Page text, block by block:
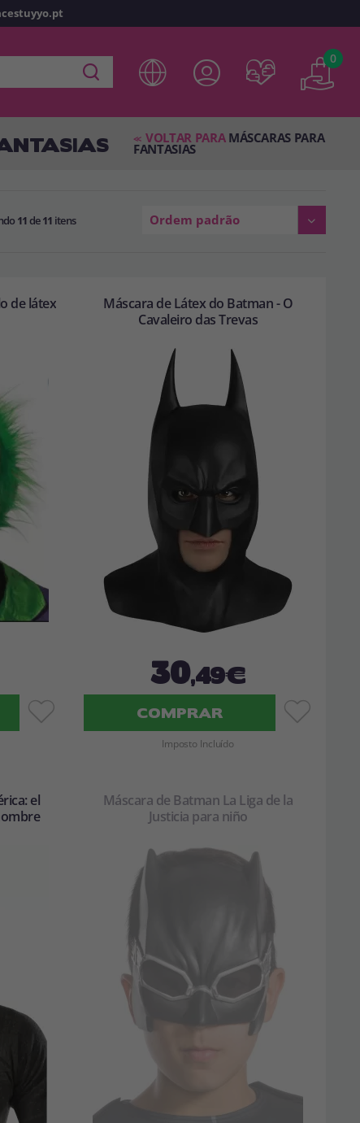
0
<< VOLTAR PARA MÁSCARAS PARA
FANTASIAS
11de11 itens Ordem padrão
de látex
Máscara de Látex do Batman - O
Cavaleiro das Trevas
30,49€
COMPRAR
Imposto Incluído
el
Máscara de Batman La Liga de la
Justicia para niño